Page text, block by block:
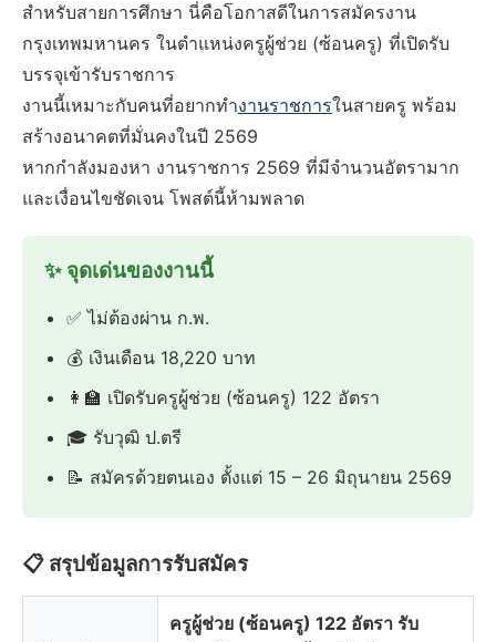
สำหรับสายการศึกษา นี่คือโอกาสดีในการสมัครงาน
กรุงเทพมหานคร ในตำแหน่งครูผู้ช่วย (ซ้อนครู) ที่เปิดรับ
บรรจุเข้ารับราชการ
งานนี้เหมาะกับคนที่อยากทำงานราชการในสายครู พร้อม
สร้างอนาคตที่มั่นคงในปี 2569
หากกำลังมองหา งานราชการ 2569 ที่มีจำนวนอัตรามาก
และเงื่อนไขชัดเจน โพสต์นี้ห้ามพลาด
✨ จุดเด่นของงานนี้
✅ ไม่ต้องผ่าน ก.พ.
💰 เงินเดือน 18,220 บาท
👩‍🏫 เปิดรับครูผู้ช่วย (ซ้อนครู) 122 อัตรา
🎓 รับวุฒิ ป.ตรี
📝 สมัครด้วยตนเอง ตั้งแต่ 15 – 26 มิถุนายน 2569
📋 สรุปข้อมูลการรับสมัคร
ครูผู้ช่วย (ซ้อนครู) 122 อัตรา รับ